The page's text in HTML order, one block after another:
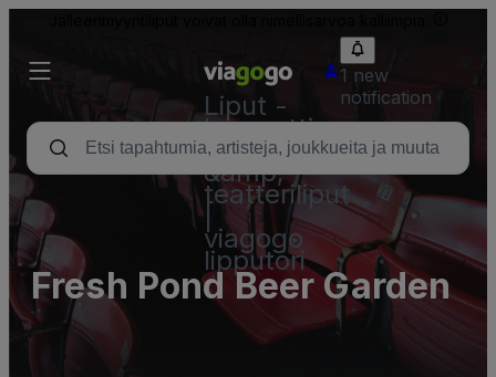
Liput -
konsertti,
urheilu
&amp;
teatteriliput
viagogo
lipputori
1 new
notification
Fresh Pond Beer Garden